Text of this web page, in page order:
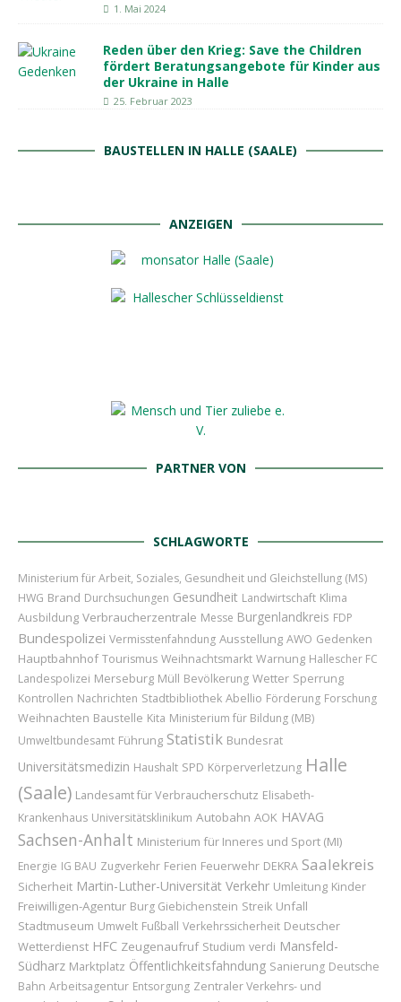
1. Mai 2024
Reden über den Krieg: Save the Children
fördert Beratungsangebote für Kinder aus
der Ukraine in Halle
25. Februar 2023
BAUSTELLEN IN HALLE (SAALE)
ANZEIGEN
PARTNER VON
SCHLAGWORTE
Ministerium für Arbeit, Soziales, Gesundheit und Gleichstellung (MS)
HWG Brand Durchsuchungen Gesundheit Landwirtschaft Klima
Ausbildung Verbraucherzentrale Messe Burgenlandkreis FDP
Bundespolizei Vermisstenfahndung Ausstellung AWO Gedenken
Hauptbahnhof Tourismus Weihnachtsmarkt Warnung Hallescher FC
Landespolizei Merseburg Müll Bevölkerung Wetter Sperrung
Kontrollen Nachrichten Stadtbibliothek Abellio Förderung Forschung
Weihnachten Baustelle Kita Ministerium für Bildung (MB)
Umweltbundesamt Führung Statistik Bundesrat
Universitätsmedizin Haushalt SPD Körperverletzung Halle
(Saale) Landesamt für Verbraucherschutz Elisabeth-
Krankenhaus Universitätsklinikum Autobahn AOK HAVAG
Sachsen-Anhalt Ministerium für Inneres und Sport (MI)
Energie IG BAU Zugverkehr Ferien Feuerwehr DEKRA Saalekreis
Sicherheit Martin-Luther-Universität Verkehr Umleitung Kinder
Freiwilligen-Agentur Burg Giebichenstein Streik Unfall
Stadtmuseum Umwelt Fußball Verkehrssicherheit Deutscher
Wetterdienst HFC Zeugenaufruf Studium verdi Mansfeld-
Südharz Marktplatz Öffentlichkeitsfahndung Sanierung Deutsche
Bahn Arbeitsagentur Entsorgung Zentraler Verkehrs- und